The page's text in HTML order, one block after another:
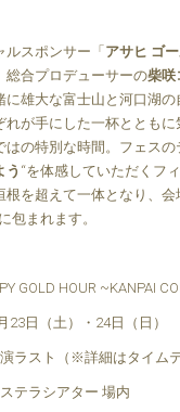
ルスポンサー「アサヒ ゴ
総合プロデューサーの柴咲
に雄大な富士山と河口湖の
れが手にした一杯とともに
の特別な時間。フェスの
う “を体感していただくフ
を超えて一体となり、会
包まれます。
GOLD HOUR ~KANPAI
23日（土）・24日（日）
ラスト（※詳細はタイム
テラシアター 場内